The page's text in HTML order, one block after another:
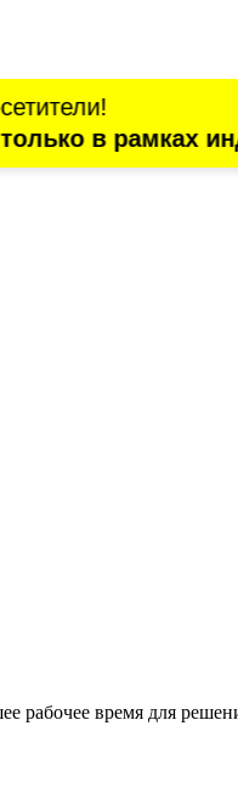
в рамках
рабочее время для